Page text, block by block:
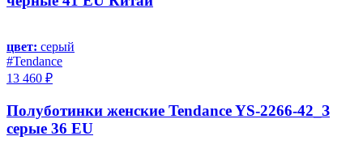
цвет: серый
#Tendance
13 460 ₽
Полуботинки женские Tendance YS-2266-42_З
серые 36 EU